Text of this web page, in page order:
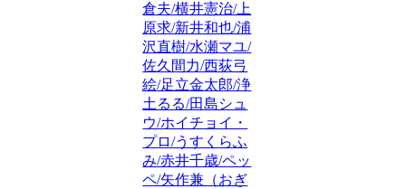
倉夫/横井憲治/上
原求/新井和也/浦
沢直樹/水瀬マユ/
佐久間力/西荻弓
絵/足立金太郎/浄
土るる/田島シュ
ウ/ホイチョイ・
プロ/うすくらふ
み/赤井千歳/ペッ
ペ/矢作兼（おぎ